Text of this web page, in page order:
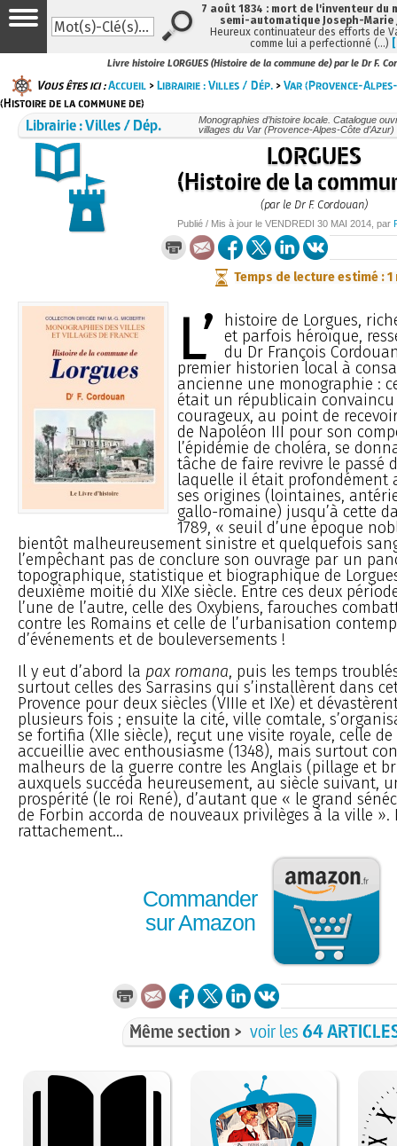
Livre histoire LORGUES (Histoire de la commune de) par le Dr F.
Vous êtes ici :Accueil >Librairie : Villes / Dép. >Var (Provence-
(Histoire de la commune de)
Librairie : Villes / Dép.
Monographies d’histoire locale. Catalogue
villages du Var (Provence-Alpes-Côte d’Azur)
LORGUES
(Histoire de la
(par le Dr F. Cordouan)
Publié / Mis à jour le VENDREDI 30 MAI 2014 , par
Temps de lecture estimé : 1
L’
histoire de Lorgues,
et parfois héroïque,
du Dr François
premier historien local à
ancienne une monographie :
était un républicain
courageux, au point de
de Napoléon III pour son
l’épidémie de choléra, se
tâche de faire revivre le passé
laquelle il était profondément
ses origines (lointaines,
gallo-romaine) jusqu’à cette
1789, « seuil d’une époque
bientôt malheureusement sinistre et quelquefois
l’empêchant pas de conclure son ouvrage par un
topographique, statistique et biographique de
deuxième moitié du XIXe siècle. Entre ces deux
l’une de l’autre, celle des Oxybiens, farouches
contre les Romains et celle de l’urbanisation
d’événements et de bouleversements !
Il y eut d’abord la pax romana, puis les temps
surtout celles des Sarrasins qui s’installèrent dans
Provence pour deux siècles (VIIIe et IXe) et
plusieurs fois ; ensuite la cité, ville comtale,
se fortifia (XIIe siècle), reçut une visite royale, celle
accueillie avec enthousiasme (1348), mais surtout
malheurs de la guerre contre les Anglais (pillage et
auxquels succéda heureusement, au siècle suivant,
prospérité (le roi René), d’autant que « le grand
de Forbin accorda de nouveaux privilèges à la ville ».
rattachement...
Commander
sur Amazon
Même section > voir les64
7 août 1834 : mort de l'inventeur du
semi-automatique Joseph-Marie
Heureux continuateur des efforts de
comme lui a perfectionné (…)